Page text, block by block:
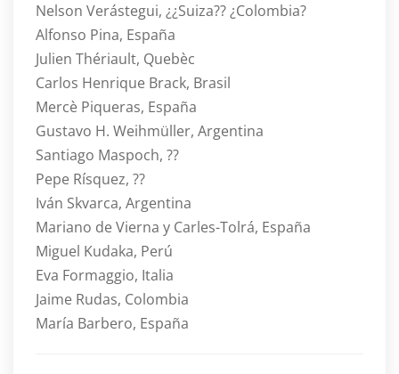
Nelson Verástegui, ¿¿Suiza?? ¿Colombia?
Alfonso Pina, España
Julien Thériault, Quebèc
Carlos Henrique Brack, Brasil
Mercè Piqueras, España
Gustavo H. Weihmüller, Argentina
Santiago Maspoch, ??
Pepe Rísquez, ??
Iván Skvarca, Argentina
Mariano de Vierna y Carles-Tolrá, España
Miguel Kudaka, Perú
Eva Formaggio, Italia
Jaime Rudas, Colombia
María Barbero, España